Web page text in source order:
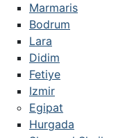
Marmaris
Bodrum
Lara
Didim
Fetiye
Izmir
Egipat
Hurgada